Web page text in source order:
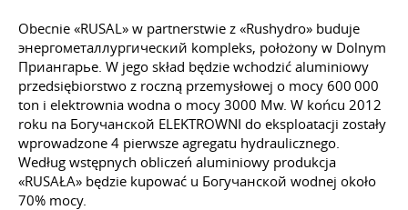
Obecnie «RUSAL» w partnerstwie z «Rushydro» buduje
энергометаллургический kompleks, położony w Dolnym
Приангарье. W jego skład będzie wchodzić aluminiowy
przedsiębiorstwo z roczną przemysłowej o mocy 600 000
ton i elektrownia wodna o mocy 3000 Mw. W końcu 2012
roku na Богучанской ELEKTROWNI do eksploatacji zostały
wprowadzone 4 pierwsze agregatu hydraulicznego.
Według wstępnych obliczeń aluminiowy produkcja
«RUSAŁA» będzie kupować u Богучанской wodnej około
70% mocy.